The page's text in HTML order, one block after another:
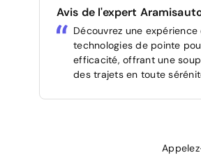
Avis de l'expert
Découvrez une
technologies de pointe
efficacité, offrant une
des trajets en toute